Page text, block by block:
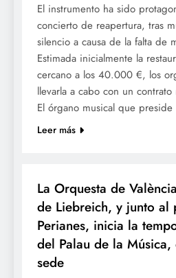
El instrumento ha sido
concierto de reapertura, tras
silencio a causa de la falta de
Estimada inicialmente la
cercano a los 40.000 €, los
llevarla a cabo con un
El órgano musical que
Leer más
La Orquesta de
de Liebreich, y junto al
Perianes, inicia la
del Palau de la Música,
sede